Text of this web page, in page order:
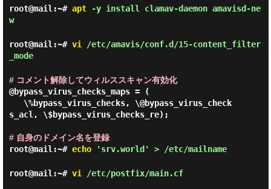
root@mail:~# apt-y install clamav-daemon amavisd-ne
w
root@mail:~# vi /etc/amavis/conf.d/15-content_filter
_mode
# コメント解除してウィルススキャン有効化
@bypass_virus_checks_maps = (
s_acl, \$bypass_virus_checks_re);
# 自身のドメイン名を登録
root@mail:~# echo'srv.world' > /etc/mailname
root@mail:~# vi /etc/postfix/main.cf